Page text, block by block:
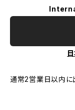
通常2営業日以内に